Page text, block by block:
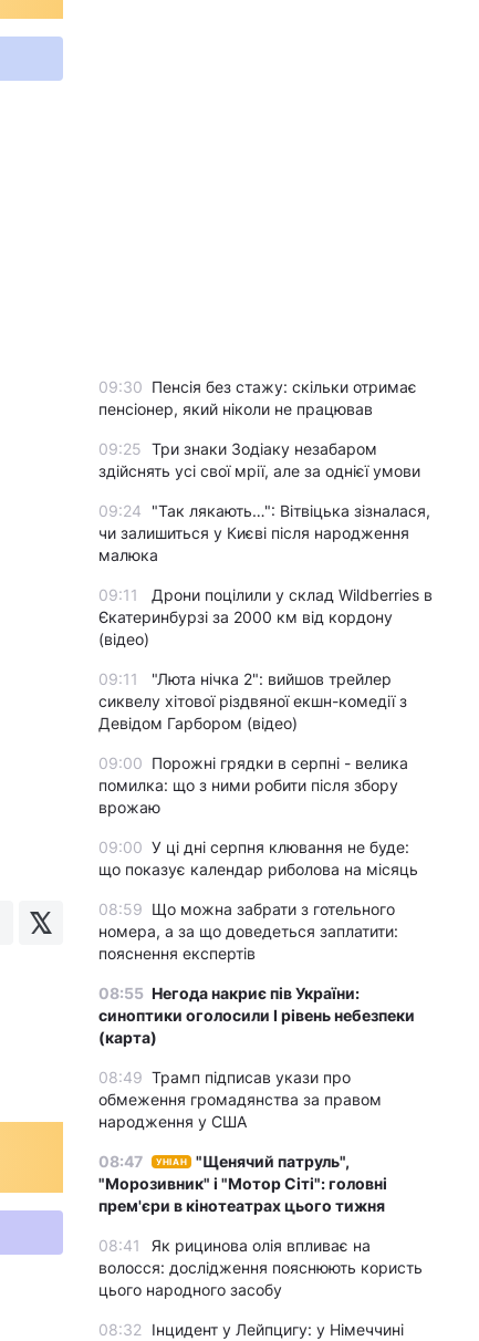
09:30 Пенсія без стажу: скільки отримає
пенсіонер, який ніколи не працював
09:25 Три знаки Зодіаку незабаром
здійснять усі свої мрії, але за однієї умови
09:24
"Так лякають…": Вітвіцька зізналася,
чи залишиться у Києві після народження
малюка
09:11
Дрони поцілили у склад Wildberries в
Єкатеринбурзі за 2000 км від кордону
(відео)
09:11
"Люта нічка 2": вийшов трейлер
сиквелу хітової різдвяної екшн-комедії з
Девідом Гарбором (відео)
09:00 Порожні грядки в серпні - велика
помилка: що з ними робити після збору
врожаю
09:00 У ці дні серпня клювання не буде:
що показує календар риболова на місяць
08:59 Що можна забрати з готельного
номера, а за що доведеться заплатити:
пояснення експертів
08:55 Негода накриє пів України:
синоптики оголосили І рівень небезпеки
(карта)
08:49 Трамп підписав укази про
обмеження громадянства за правом
народження у США
08:47 УНІАН
"Щенячий патруль",
"Морозивник" і "Мотор Сіті": головні
прем'єри в кінотеатрах цього тижня
08:41
Як рицинова олія впливає на
волосся: дослідження пояснюють користь
цього народного засобу
08:32
Інцидент у Лейпцигу: у Німеччині